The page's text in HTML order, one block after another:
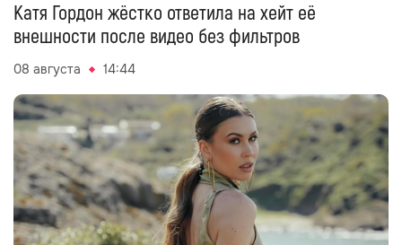
Катя Гордон жёстко ответила на хейт её
внешности после видео без фильтров
08 августа 14:44